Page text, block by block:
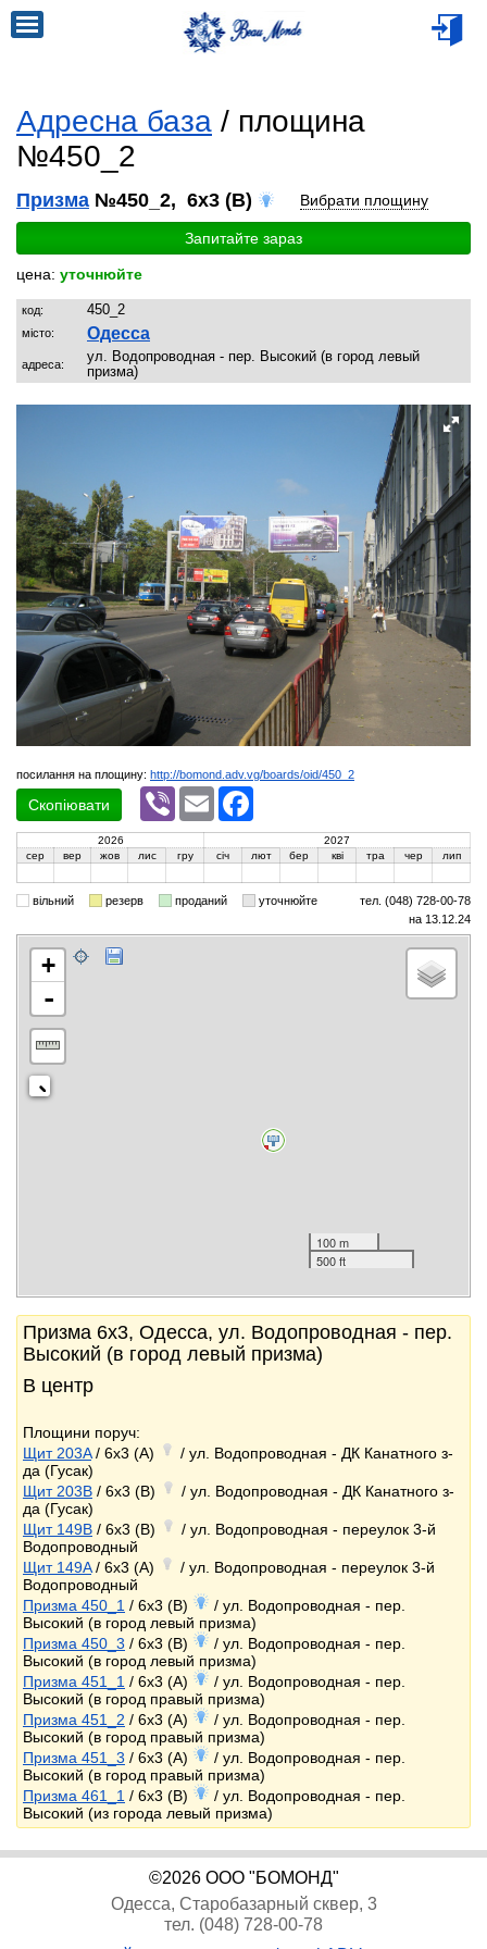
Адресна база / площина
№450_2
Призма №450_2, 6x3 (B) Вибрати площину
Запитайте зараз
цена: уточнюйте
код: 450_2
місто: Одесса
адреса:
ул. Водопроводная - пер. Высокий (в город левый
призма)
посилання на площину: http://bomond.adv.vg/boards/oid/450_2
Скопіювати
Viber Email
2026
2027
сер
вер жов лис гру січ лют бер кві тра чер лип
вільний резерв проданий уточнюйте
тел. (048) 728-00-78
на 13.12.24
+
-
100 m
500 ft
Призма 6x3, Одесса, ул. Водопроводная - пер.
Высокий (в город левый призма)
В центр
Площини поруч:
Щит 203A/ 6x3 (A)
/ ул. Водопроводная - ДК Канатного з-
да (Гусак)
Щит 203B / 6x3 (B)
/ ул. Водопроводная - ДК Канатного з-
да (Гусак)
Щит 149B / 6x3 (B)
/ ул. Водопроводная - переулок 3-й
Водопроводный
Щит 149A/ 6x3 (A)
/ ул. Водопроводная - переулок 3-й
Водопроводный
Призма 450_1 / 6x3 (B)
/ ул. Водопроводная - пер.
Высокий (в город левый призма)
Призма 450_3 / 6x3 (B)
/ ул. Водопроводная - пер.
Высокий (в город левый призма)
Призма 451_1 / 6x3 (A)
/ ул. Водопроводная - пер.
Высокий (в город правый призма)
Призма 451_2 / 6x3 (A)
/ ул. Водопроводная - пер.
Высокий (в город правый призма)
Призма 451_3 / 6x3 (A)
/ ул. Водопроводная - пер.
Высокий (в город правый призма)
Призма 461_1 / 6x3 (B)
/ ул. Водопроводная - пер.
Высокий (из города левый призма)
©2026 ООО "БОМОНД"
Одесса, Старобазарный сквер, 3
тел. (048) 728-00-78